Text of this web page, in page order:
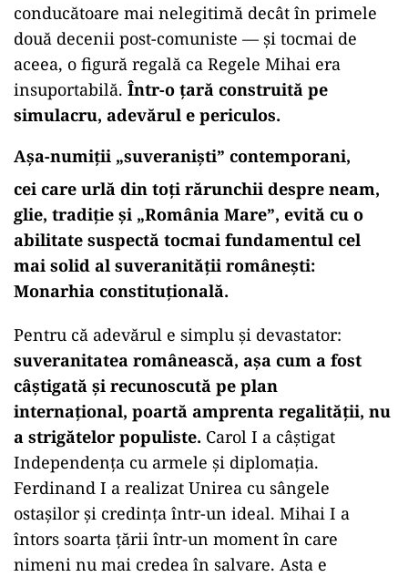
conducătoare mai nelegitimă decât în primele
două decenii post-comuniste — și tocmai de
aceea, o figură regală ca Regele Mihai era
insuportabilă. Într-o țară construită pe
simulacru, adevărul e periculos.
Așa-numiții „suveraniști” contemporani,
cei care urlă din toți rărunchii despre neam,
glie, tradiție și „România Mare”, evită cu o
abilitate suspectă tocmai fundamentul cel
mai solid al suveranității românești:
Monarhia constituțională.
Pentru că adevărul e simplu și devastator:
suveranitatea românească, așa cum a fost
câștigată și recunoscută pe plan
internațional, poartă amprenta regalității, nu
a strigătelor populiste. Carol I a câștigat
Independența cu armele și diplomația.
Ferdinand I a realizat Unirea cu sângele
ostașilor și credința într-un ideal. Mihai I a
întors soarta țării într-un moment în care
nimeni nu mai credea în salvare. Asta e